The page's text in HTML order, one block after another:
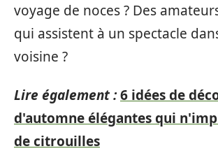
voyage de noces ? Des
qui assistent à un spectacle
voisine ?
Lire également :6 idées de
d'automne élégantes qui
de citrouilles